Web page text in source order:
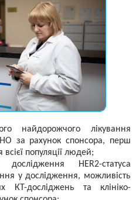
найдорожчого лікування
за рахунок спонсора, перш
популяції людей;
HER2-статуса
у дослідження, можливість
КТ-досліджень та клініко-